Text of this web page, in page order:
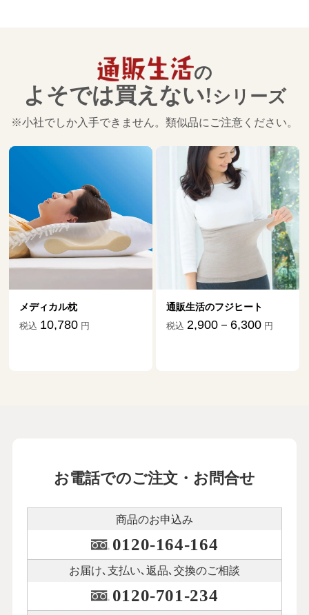
の
よそでは買えない!シリーズ
※小社でしか入手できません。類似品にご注意ください。
通販生活のフジヒート
税込 2,900－6,300
ダニ捕りマット「これが元
祖だ」
お電話でのご注文・お問合せ
商品のお申込み
0120-164-164
お届け､支払い､ 返品､交換のご相談
0120-701-234